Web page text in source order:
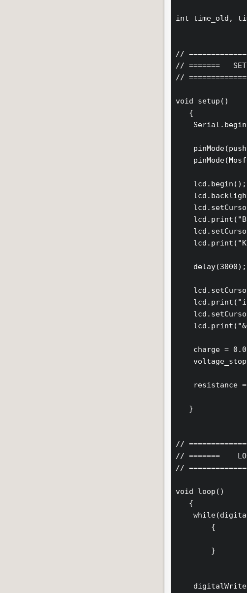
int time_old,
//
// =======
//
void setup()
   {
    delay(3000);
charge =
resistance
   }
//
// =======
//
void loop()
   {
        {
        }